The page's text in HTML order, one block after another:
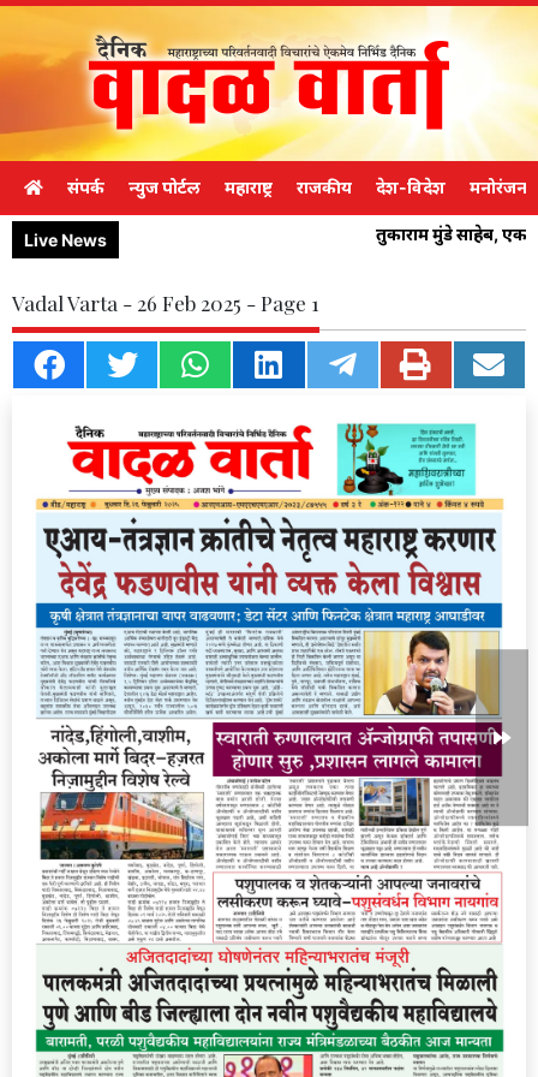
संपर्क न्युज पोर्टल महाराष्ट्र राजकीय देश-विदेश मनोरंजन
Live News तुकाराम मुंडे साहेब,
Vadal Varta - 26 Feb 2025 - Page 1